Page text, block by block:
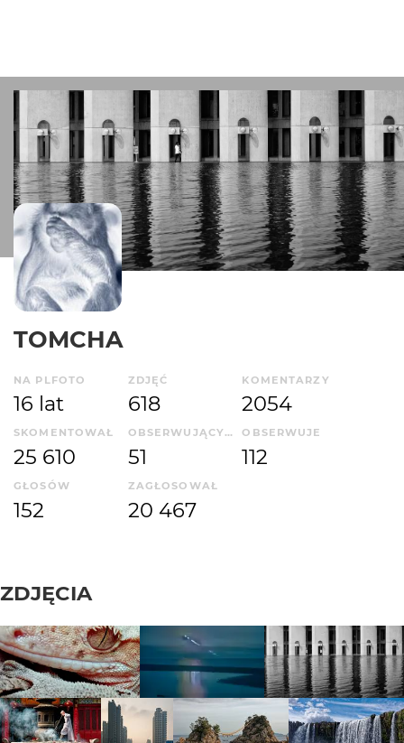
TOMCHA
NA PLFOTO
16 lat
ZDJĘĆ
618
KOMENTARZY
2054
SKOMENTOWAŁ
25 610
OBSERWUJĄCYCH
51
OBSERWUJE
112
GŁOSÓW
152
ZAGŁOSOWAŁ
20 467
ZDJĘCIA